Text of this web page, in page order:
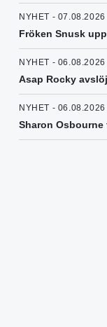
NYHET - 07.08.2026
Fröken Snusk
NYHET - 06.08.2026
Asap Rocky
NYHET - 06.08.2026
Sharon Osbourne